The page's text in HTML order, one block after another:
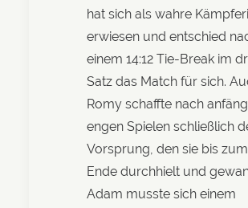
hat sich als wahre
erwiesen und entschied
einem 14:12 Tie-Break im
Satz das Match für sich.
Romy schaffte nach
engen Spielen schließlich
Vorsprung, den sie bis zum
Ende durchhielt und
Adam musste sich einem